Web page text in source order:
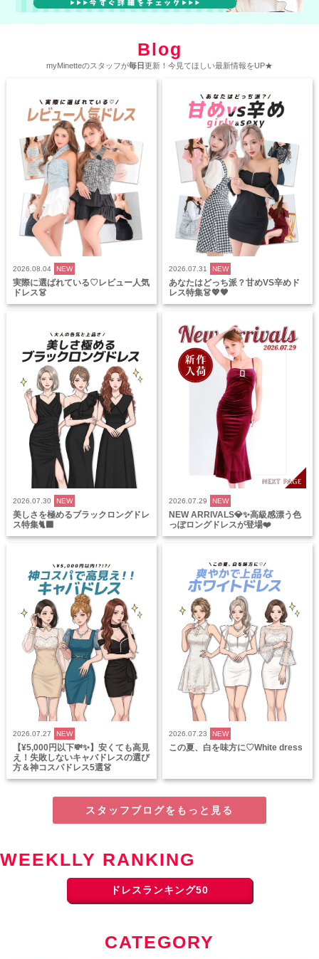
Blog
myMinetteのスタッフが毎日更新！今見てほしい最新情報をUP★
2026.08.04 NEW
実際に選ばれている♡レビュー人気
ドレス👗
2026.07.31 NEW
あなたはどっち派？甘めVS辛めド
レス特集👗💖🖤
2026.07.30 NEW
美しさを極めるブラックロングドレ
ス特集🐈‍⬛
2026.07.29 NEW
NEW ARRIVALS💎✨高級感漂う色
っぽロングドレスが登場❤️
2026.07.27 NEW
【¥5,000円以下💸✨】安くても高見
え！失敗しないキャバドレスの選び
方＆神コスパドレス5選👗
2026.07.23 NEW
この夏、白を味方に♡White dress
スタッフブログをもっと見る
WEEKLLY RANKING
ドレスランキング50
CATEGORY